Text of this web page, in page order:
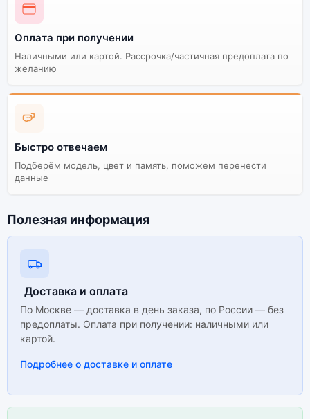
Оплата при получении
Наличными или картой. Рассрочка/частичная предоплата по
желанию
Быстро отвечаем
Подберём модель, цвет и память, поможем перенести
данные
Полезная информация
Доставка и оплата
По Москве — доставка в день заказа, по России — без
предоплаты. Оплата при получении: наличными или
картой.
Подробнее о доставке и оплате